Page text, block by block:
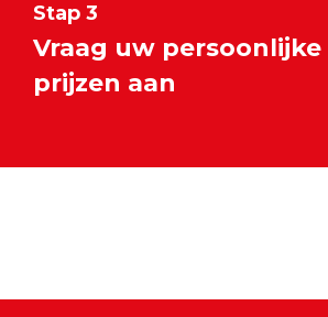
Stap 3
Vraag uw persoonlijke
prijzen aan